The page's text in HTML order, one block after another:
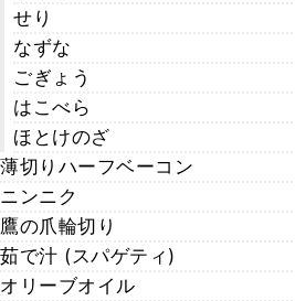
せり
なずな
ごぎょう
はこべら
ほとけのざ
薄切りハーフベーコン
ニンニク
鷹の爪輪切り
茹で汁 (スパゲティ)
オリーブオイル